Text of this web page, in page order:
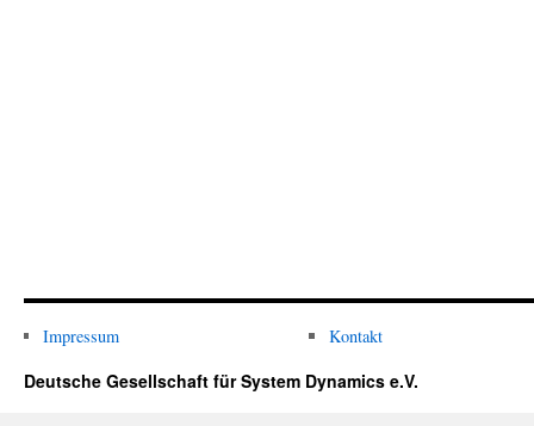
Impressum Kontakt
Deutsche Gesellschaft für System Dynamics e.V.